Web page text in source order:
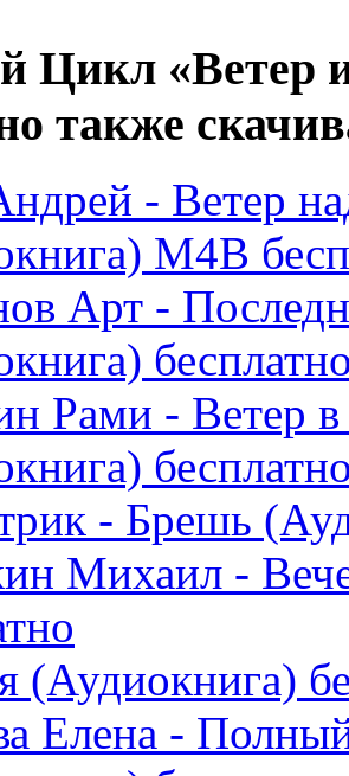
Цикл «Ветер
также
- Ветер
M4B
Арт -
Рами - Ветер в
- Брешь
Михаил -
(Аудиокнига)
Елена -